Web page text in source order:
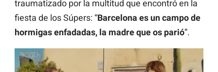
traumatizado por la multitud que encontró en la
fiesta de los Súpers: “Barcelona es un campo de
hormigas enfadadas, la madre que os parió”.